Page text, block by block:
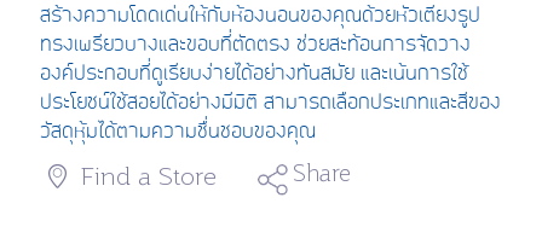
สร้างความโดดเด่นให้กับห้องนอนของคุณด้วยหัวเตียงรูป
ทรงเพรียวบางและขอบที่ตัดตรง ช่วยสะท้อนการจัดวาง
องค์ประกอบที่ดูเรียบง่ายได้อย่างทันสมัย และเน้นการใช้
ประโยชน์ใช้สอยได้อย่างมีมิติ สามารถเลือกประเภทและสีของ
วัสดุหุ้มได้ตามความชื่นชอบของคุณ
Find a Store Share